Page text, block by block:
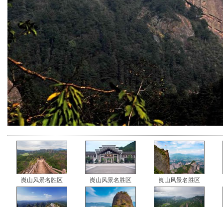
崀山风景名胜区 崀山风景名胜区 崀山风景名胜区